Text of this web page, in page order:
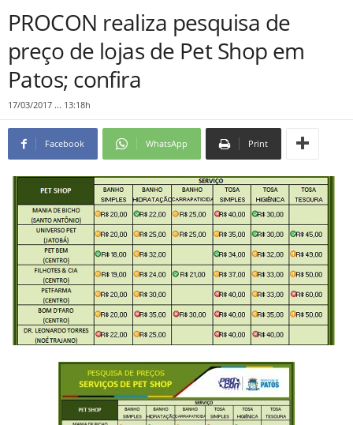
PROCON realiza pesquisa de
preço de lojas de Pet Shop em
Patos; confira
17/03/2017 ... 13:18h
Facebook WhatsApp Print